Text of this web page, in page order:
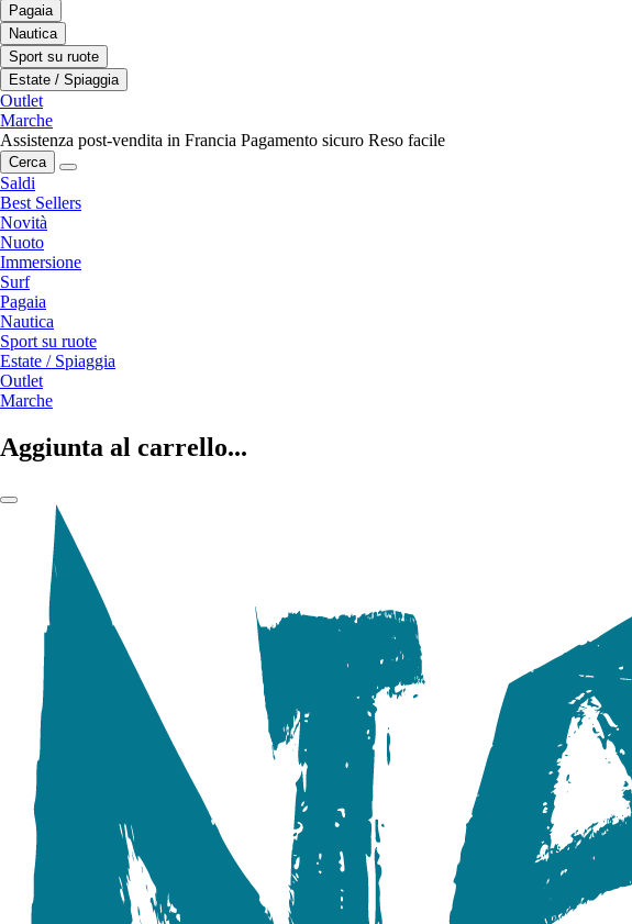
Pagaia
Nautica
Sport su ruote
Estate / Spiaggia
Outlet
Marche
Assistenza post-vendita in Francia Pagamento sicuro Reso facile
Cerca
Saldi
Best Sellers
Novità
Nuoto
Immersione
Surf
Pagaia
Nautica
Sport su ruote
Estate / Spiaggia
Outlet
Marche
Aggiunta al carrello...